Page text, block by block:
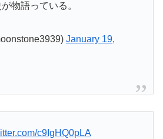
物語っている。
January 19,
c9IgHQ0pLA